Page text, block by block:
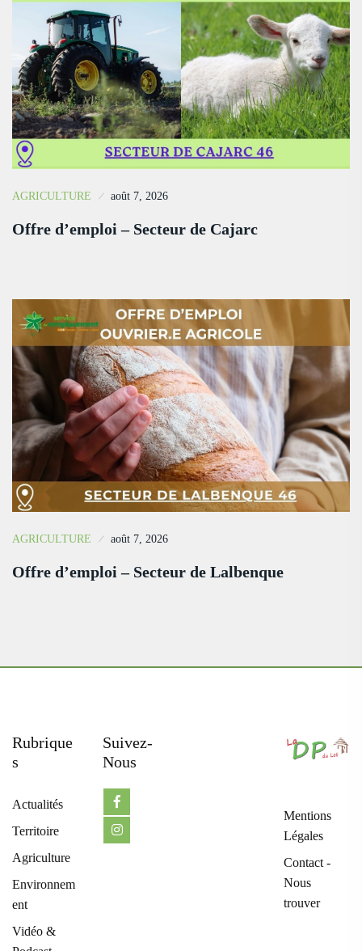
AGRICULTURE août 7, 2026
Offre d’emploi – Secteur de Cajarc
AGRICULTURE août 7, 2026
Offre d’emploi – Secteur de Lalbenque
Rubrique
S
Actualités
Territoire
Agriculture
Environnem
ent
Vidéo &
Suivez-
Nous
Mentions
Légales
Contact -
Nous
trouver